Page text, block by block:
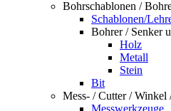
Bohrschablonen /
Schablonen/
Bohrer / Senker
Holz
Metall
Stein
Bit
Mess- / Cutter / Winkel